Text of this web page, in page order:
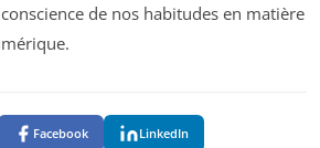
de nos habitudes en matière
Facebook LinkedIn